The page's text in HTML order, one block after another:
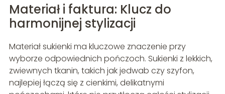
Materiał i faktura: Klucz do
harmonijnej stylizacji
Materiał sukienki ma kluczowe znaczenie przy
wyborze odpowiednich pończoch. Sukienki z lekkich,
zwiewnych tkanin, takich jak jedwab czy szyfon,
najlepiej łączą się z cienkimi, delikatnymi